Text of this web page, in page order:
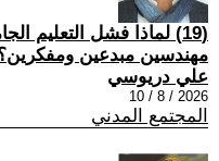
(19) لماذا فشل التعليم
مهندسين مبدعين
علي دريوسي
2026 / 8 / 10
المجتمع المدني